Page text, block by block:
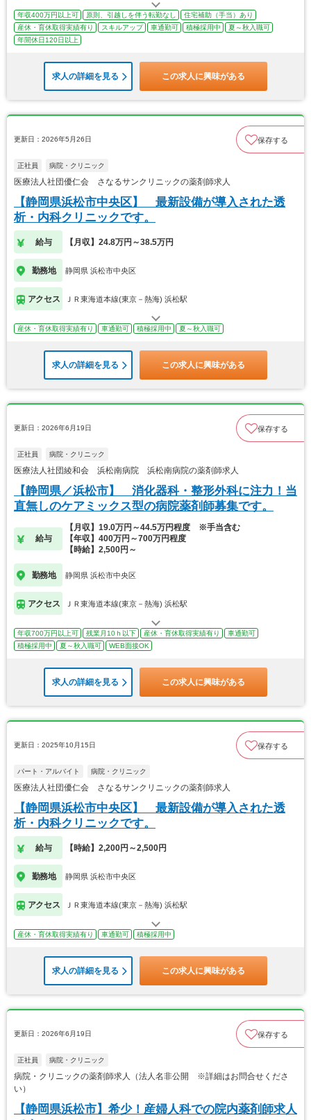
年収400万円以上可 原則、引越しを伴う転勤なし
住宅補助（手当）あり
産休・育休取得実績有り
スキルアップ 車通勤可 積極採用中
夏～秋入職可
年間休日120日以上
求人の詳細を見る この求人に興味がある
更新日：2026年5月26日 保存する
正社員 病院・クリニック
医療法人社団優仁会 さなるサンクリニックの薬剤師求人
【静岡県浜松市中央区】 最新設備が導入された透
析・内科クリニックです。
給与 【月収】24.8万円～38.5万円
勤務地 静岡県 浜松市中央区
アクセス ＪＲ東海道本線(東京－熱海) 浜松駅
産休・育休取得実績有り 車通勤可 積極採用中 夏～秋入職可
求人の詳細を見る この求人に興味がある
更新日：2026年6月19日 保存する
正社員 病院・クリニック
医療法人社団綾和会 浜松南病院 浜松南病院の薬剤師求人
【静岡県／浜松市】 消化器科・整形外科に注力！当
直無しのケアミックス型の病院薬剤師募集です。
給与
【月収】19.0万円～44.5万円程度 ※手当含む
【年収】400万円～700万円程度
【時給】2,500円～
勤務地 静岡県 浜松市中央区
アクセス ＪＲ東海道本線(東京－熱海) 浜松駅
年収700万円以上可 残業月10ｈ以下 産休・育休取得実績有り
車通勤可
積極採用中
夏～秋入職可 WEB面接OK
求人の詳細を見る この求人に興味がある
更新日：2025年10月15日 保存する
パート・アルバイト 病院・クリニック
医療法人社団優仁会 さなるサンクリニックの薬剤師求人
【静岡県浜松市中央区】 最新設備が導入された透
析・内科クリニックです。
給与 【時給】2,200円～2,500円
勤務地 静岡県 浜松市中央区
アクセス ＪＲ東海道本線(東京－熱海) 浜松駅
産休・育休取得実績有り 車通勤可 積極採用中
求人の詳細を見る この求人に興味がある
更新日：2026年6月19日 保存する
正社員 病院・クリニック
病院・クリニックの薬剤師求人（法人名非公開 ※詳細はお問合せくださ
い）
【静岡県浜松市】希少！産婦人科での院内薬剤師求人